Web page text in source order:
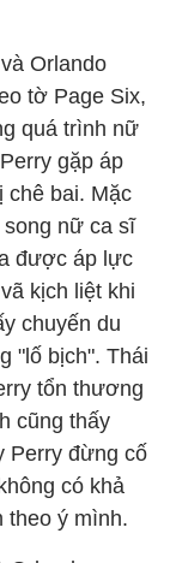
Orlando
tờ Page Six,
quá trình nữ
gặp áp
chê bai. Mặc
nữ ca sĩ
được áp lực
kịch liệt khi
chuyến du
"lố bịch". Thái
tổn thương
cũng thấy
Perry đừng cố
có khả
theo ý mình.